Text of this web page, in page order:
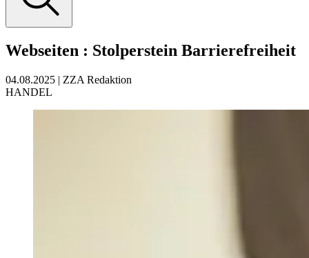
Webseiten : Stolperstein Barrierefreiheit
04.08.2025 | ZZA Redaktion
HANDEL